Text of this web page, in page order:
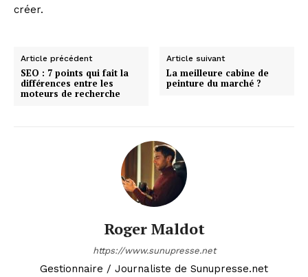
créer.
Article précédent
SEO : 7 points qui fait la
différences entre les
moteurs de recherche
Article suivant
La meilleure cabine de
peinture du marché ?
Roger Maldot
https://www.sunupresse.net
Gestionnaire / Journaliste de Sunupresse.net